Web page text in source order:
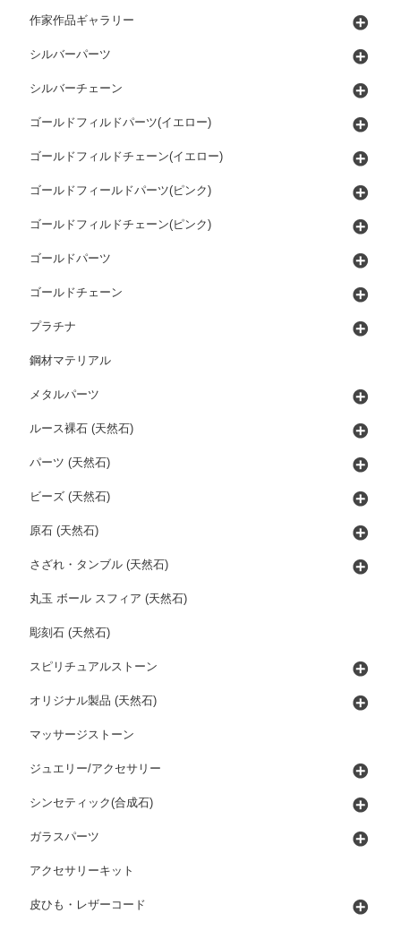
作家作品ギャラリー
シルバーパーツ
シルバーチェーン
ゴールドフィルドパーツ(イエロー)
ゴールドフィルドチェーン(イエロー)
ゴールドフィールドパーツ(ピンク)
ゴールドフィルドチェーン(ピンク)
ゴールドパーツ
ゴールドチェーン
プラチナ
鋼材マテリアル
メタルパーツ
ルース裸石 (天然石)
パーツ (天然石)
ビーズ (天然石)
原石 (天然石)
さざれ・タンブル (天然石)
丸玉 ボール スフィア (天然石)
彫刻石 (天然石)
スピリチュアルストーン
オリジナル製品 (天然石)
マッサージストーン
ジュエリー/アクセサリー
シンセティック(合成石)
ガラスパーツ
アクセサリーキット
皮ひも・レザーコード